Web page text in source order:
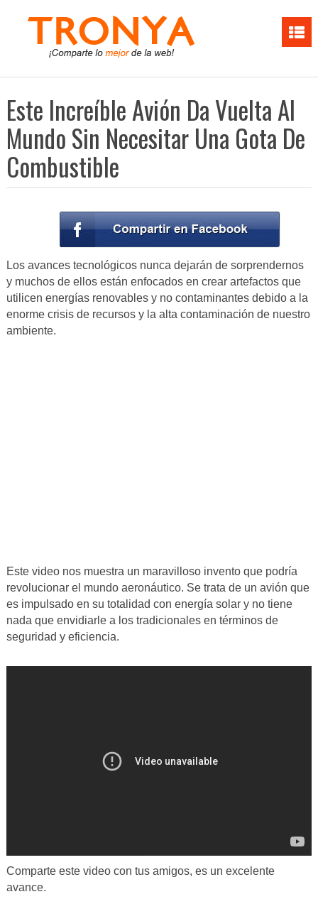
Este Increíble Avión Da Vuelta Al
Mundo Sin Necesitar Una Gota De
Combustible
Los avances tecnológicos nunca dejarán de sorprendernos
y muchos de ellos están enfocados en crear artefactos que
utilicen energías renovables y no contaminantes debido a la
enorme crisis de recursos y la alta contaminación de nuestro
ambiente.
Este video nos muestra un maravilloso invento que podría
revolucionar el mundo aeronáutico. Se trata de un avión que
es impulsado en su totalidad con energía solar y no tiene
nada que envidiarle a los tradicionales en términos de
seguridad y eficiencia.
Comparte este video con tus amigos, es un excelente
avance.